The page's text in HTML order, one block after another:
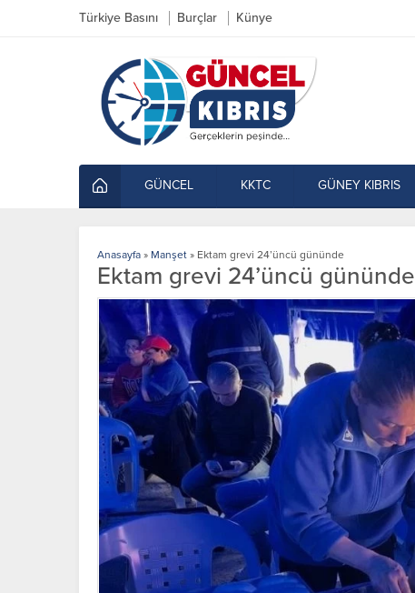
Türkiye Basını Burçlar Künye
GÜNCEL KKTC GÜNEY KIBRIS
Anasayfa » Manşet » Ektam grevi 24’üncü gününde
Ektam grevi 24’üncü gününde